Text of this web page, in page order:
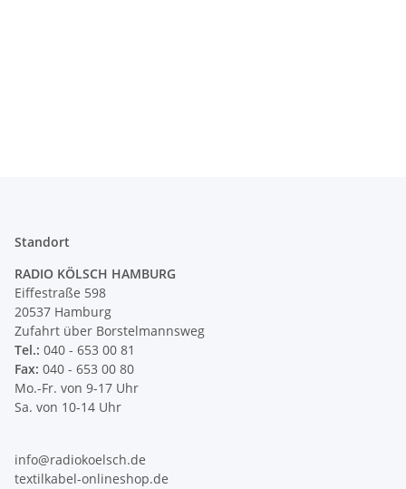
Standort
RADIO KÖLSCH HAMBURG
Eiffestraße 598
20537 Hamburg
Zufahrt über Borstelmannsweg
Tel.: 040 - 653 00 81
Fax: 040 - 653 00 80
Mo.-Fr. von 9-17 Uhr
Sa. von 10-14 Uhr
info@radiokoelsch.de
textilkabel-onlineshop.de